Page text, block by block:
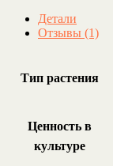
Детали
Отзывы (1)
Тип растения
Ценность в
культуре